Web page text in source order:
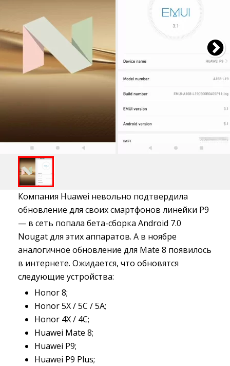
Компания Huawei невольно подтвердила
обновление для своих смартфонов линейки P9
— в сеть попала бета-сборка Android 7.0
Nougat для этих аппаратов. А в ноябре
аналогичное обновление для Mate 8 появилось
в интернете. Ожидается, что обновятся
следующие устройства:
Honor 8;
Honor 5X / 5C / 5A;
Honor 4X / 4C;
Huawei Mate 8;
Huawei P9;
Huawei P9 Plus;